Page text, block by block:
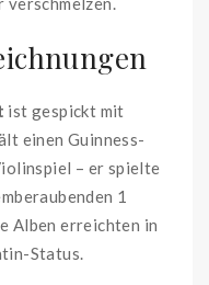
ist gespickt mit
einen Guinness-
– er spielte
1
Alben erreichten in
Status.